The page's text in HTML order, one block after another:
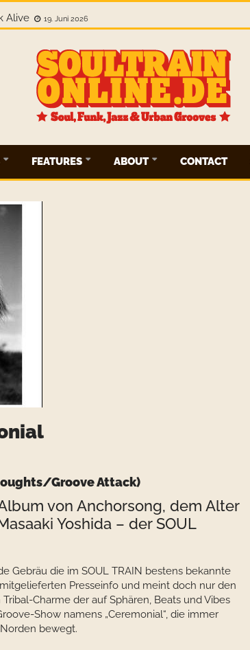
Alive 19. Juni 2026
FEATURES ABOUT CONTACT
Groove Attack)
von Anchorsong, dem Alter
Yoshida – der SOUL
Gebräu die im SOUL TRAIN bestens bekannte
Presseinfo und meint doch nur den
Charme der auf Sphären, Beats und Vibes
Show namens „Ceremonial“, die immer
bewegt.